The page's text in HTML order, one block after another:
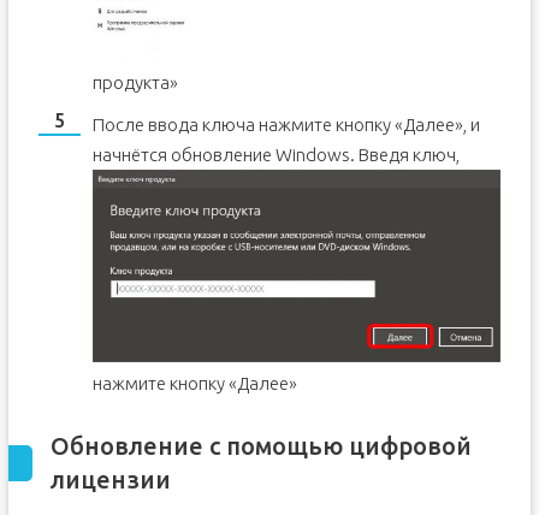
продукта»
После ввода ключа нажмите кнопку «Далее», и
начнётся обновление Windows. Введя ключ,
нажмите кнопку «Далее»
Обновление с помощью цифровой
лицензии